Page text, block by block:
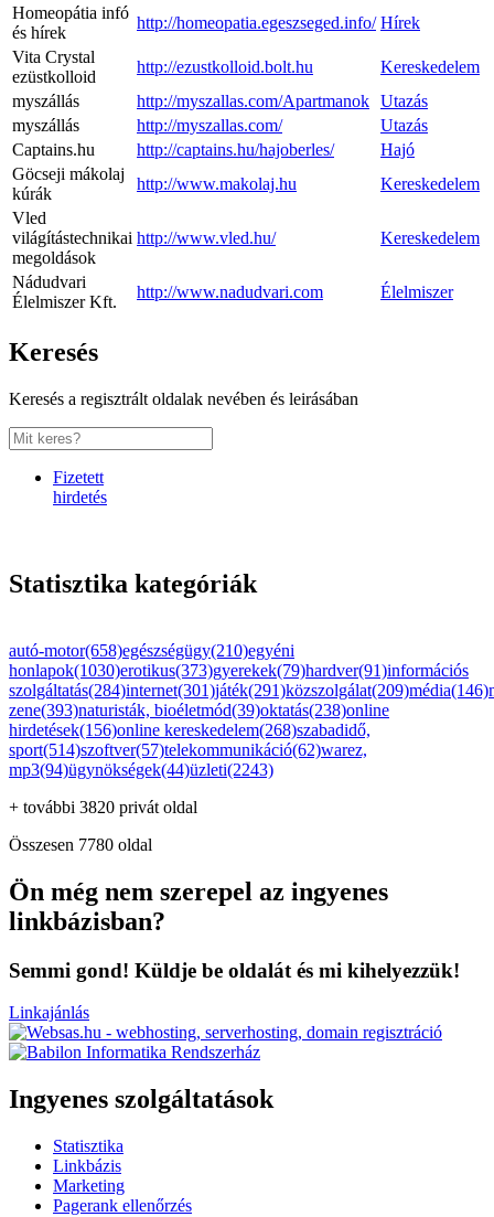
Homeopátia infó
és hírek
http://homeopatia.egeszseged.info/ Hírek
Vita Crystal
ezüstkolloid
http://ezustkolloid.bolt.hu
Kereskedelem
myszállás
http://myszallas.com/Apartmanok Utazás
myszállás
http://myszallas.com/
Utazás
Captains.hu
http://captains.hu/hajoberles/
Hajó
Göcseji mákolaj
kúrák
http://www.makolaj.hu
Kereskedelem
Vled
világítástechnikai
megoldások
http://www.vled.hu/ Kereskedelem
Nádudvari
Élelmiszer Kft.
http://www.nadudvari.com Élelmiszer
Keresés
Keresés a regisztrált oldalak nevében és leirásában
Fizetett
hirdetés
Statisztika kategóriák
autó-motor(658)egészségügy(210)egyéni
honlapok(1030)erotikus(373)gyerekek(79)hardver(91)információs
szolgáltatás(284)internet(301)játék(291)közszolgálat(209)média(146)
zene(393)naturisták, bioéletmód(39)oktatás(238)online
hirdetések(156)online kereskedelem(268)szabadidő,
sport(514)szoftver(57)telekommunikáció(62)warez,
mp3(94)ügynökségek(44)üzleti(2243)
+ további 3820 privát oldal
Összesen 7780 oldal
Ön még nem szerepel az ingyenes
linkbázisban?
Semmi gond! Küldje be oldalát és mi kihelyezzük!
Linkajánlás
Ingyenes szolgáltatások
Statisztika
Linkbázis
Marketing
Pagerank ellenőrzés